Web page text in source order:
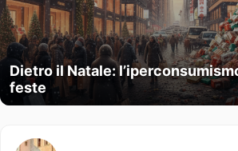
Dietro il Natale:
feste